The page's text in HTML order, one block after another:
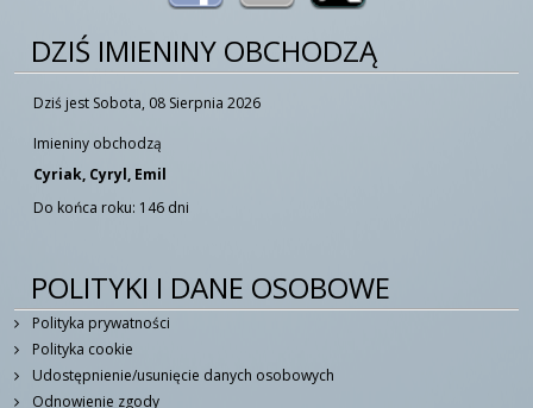
DZIŚ IMIENINY OBCHODZĄ
Dziś jest Sobota, 08 Sierpnia 2026
Imieniny obchodzą
Cyriak, Cyryl, Emil
Do końca roku: 146 dni
POLITYKI I DANE OSOBOWE
Polityka prywatności
Polityka cookie
Udostępnienie/usunięcie danych osobowych
Odnowienie zgody